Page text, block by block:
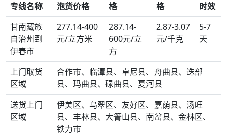
专线名称 泡货价格
格
格
时效
甘南藏族
自治州到
伊春市
277.14-400
元/立方米
287.14-
600元/立
方
2.87-3.07
元/千克
5-7
天
上门取货
区域
合作市、临潭县、卓尼县、舟曲县、迭部
县、玛曲县、碌曲县、夏河县
送货上门
区域
伊美区、乌翠区、友好区、嘉荫县、汤旺
县、丰林县、大箐山县、南岔县、金林区、
铁力市